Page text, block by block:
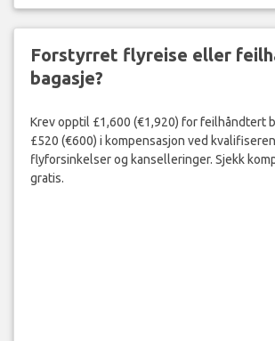
Forstyrret flyreise eller
bagasje?
Krev opptil £1,600 (€1,920) for feilhåndtert
£520 (€600) i kompensasjon ved
flyforsinkelser og kanselleringer. Sjekk
gratis.